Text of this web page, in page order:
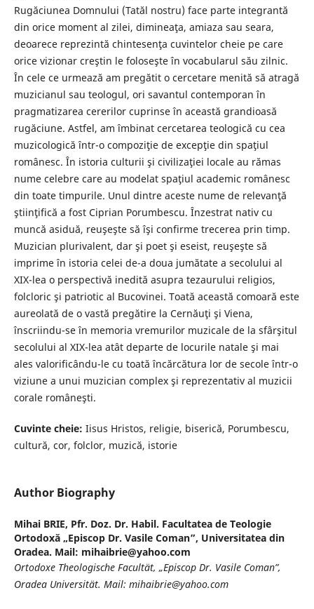
Rugăciunea Domnului (Tatăl nostru) face parte integrantă
din orice moment al zilei, dimineaţa, amiaza sau seara,
deoarece reprezintă chintesenţa cuvintelor cheie pe care
orice vizionar creştin le foloseşte în vocabularul său zilnic.
În cele ce urmează am pregătit o cercetare menită să atragă
muzicianul sau teologul, ori savantul contemporan în
pragmatizarea cererilor cuprinse în această grandioasă
rugăciune. Astfel, am îmbinat cercetarea teologică cu cea
muzicologică într-o compoziţie de excepţie din spaţiul
românesc. În istoria culturii şi civilizaţiei locale au rămas
nume celebre care au modelat spaţiul academic românesc
din toate timpurile. Unul dintre aceste nume de relevanţă
ştiinţifică a fost Ciprian Porumbescu. Înzestrat nativ cu
muncă asiduă, reuşeşte să îşi confirme trecerea prin timp.
Muzician plurivalent, dar şi poet şi eseist, reuşeşte să
imprime în istoria celei de-a doua jumătate a secolului al
XIX-lea o perspectivă inedită asupra tezaurului religios,
folcloric şi patriotic al Bucovinei. Toată această comoară este
aureolată de o vastă pregătire la Cernăuţi şi Viena,
înscriindu-se în memoria vremurilor muzicale de la sfârşitul
secolului al XIX-lea atât departe de locurile natale şi mai
ales valorificându-le cu toată încărcătura lor de secole într-o
viziune a unui muzician complex şi reprezentativ al muzicii
corale româneşti.
Cuvinte cheie: Iisus Hristos, religie, biserică, Porumbescu,
cultură, cor, folclor, muzică, istorie
Author Biography
Mihai BRIE, Pfr. Doz. Dr. Habil. Facultatea de Teologie
Ortodoxă „Episcop Dr. Vasile Coman”, Universitatea din
Oradea. Mail: mihaibrie@yahoo.com
Ortodoxe Theologische Facultät, „Episcop Dr. Vasile Coman”,
Oradea Universität. Mail: mihaibrie@yahoo.com